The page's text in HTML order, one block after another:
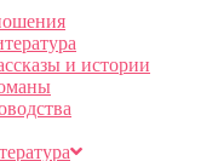
и истории